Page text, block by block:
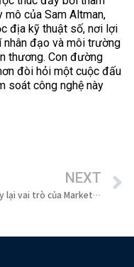
mô của Sam Altman,
địa kỹ thuật số, nơi lợi
nhân đạo và môi trường
thương. Con đường
đòi hỏi một cuộc đấu
soát công nghệ này
NEXT
Tư duy lại vai trò của Marketer trong kỷ nguyên AI Marketing